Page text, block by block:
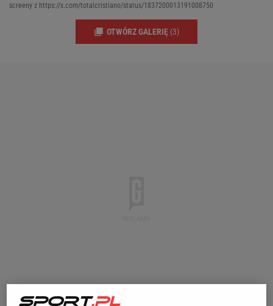
screeny z https://x.com/totalcristiano/status/1837200013191008750
OTWÓRZ GALERIĘ (3)